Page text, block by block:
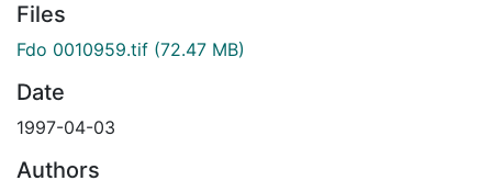
Files
Fdo 0010959.tif (72.47 MB)
Date
1997-04-03
Authors